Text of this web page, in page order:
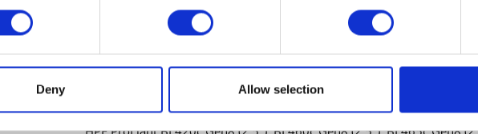
Deny Allow selection
Schnittstellen
1 x SATA 6 Gb/s - 7-poliges Serial ATA
Kompatibles Schaltfeld
2.5" SFF (6.4 cm SFF)
Informationen zur Kompatibilität
HPE ProLiant BL420c Gen8 (2.5"), BL460c Gen8 (2.5"), BL465c Gen8